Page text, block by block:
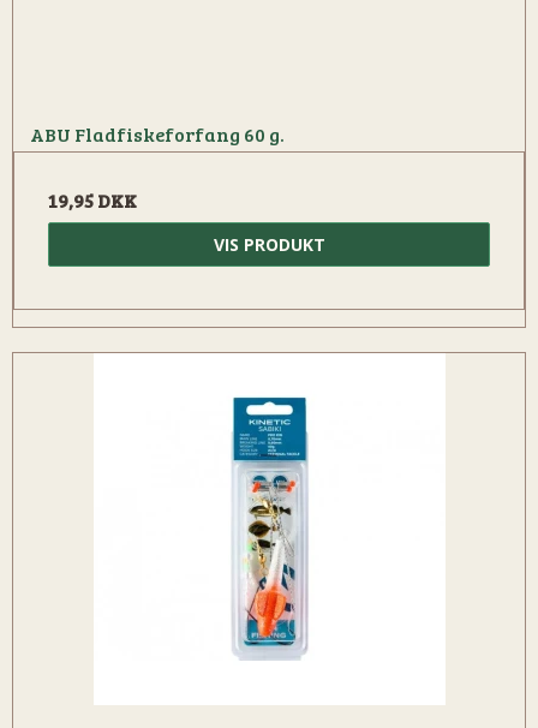
ABU Fladfiskeforfang 60 g.
19,95 DKK
VIS PRODUKT